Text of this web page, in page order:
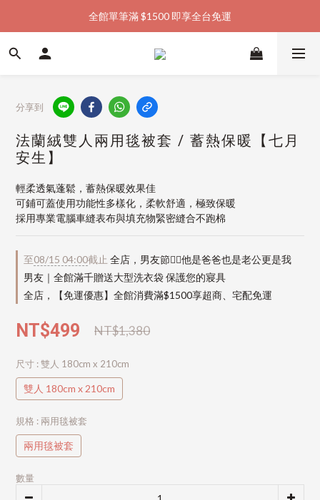
加入會員購物金  馬上領  馬上折
全館單筆滿 $1500 即享全台免運
加入會員購物金  馬上領  馬上折
分享到
法蘭絨雙人兩用毯被套 / 蓄熱保暖【七月
安生】
輕柔透氣蓬鬆，蓄熱保暖效果佳
可鋪可蓋使用功能性多樣化，柔軟舒適，極致保暖
採用專業電腦車縫表布與填充物緊密縫合不跑棉
至08/15 04:00截止 全店，男友節👱‍♂️他是爸爸也是老公更是我
男友｜全館滿千贈送大型洗衣袋 保護您的寢具
全店，【免運優惠】全館消費滿$1500享超商、宅配免運
NT$499 NT$1,380
尺寸 : 雙人 180cm x 210cm
雙人 180cm x 210cm
規格 : 兩用毯被套
兩用毯被套
數量